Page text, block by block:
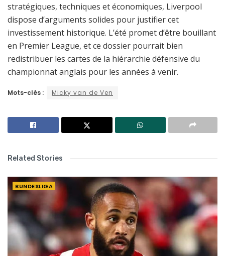
stratégiques, techniques et économiques, Liverpool
dispose d’arguments solides pour justifier cet
investissement historique. L’été promet d’être bouillant
en Premier League, et ce dossier pourrait bien
redistribuer les cartes de la hiérarchie défensive du
championnat anglais pour les années à venir.
Mots-clés : Micky van de Ven
Related Stories
BUNDESLIGA